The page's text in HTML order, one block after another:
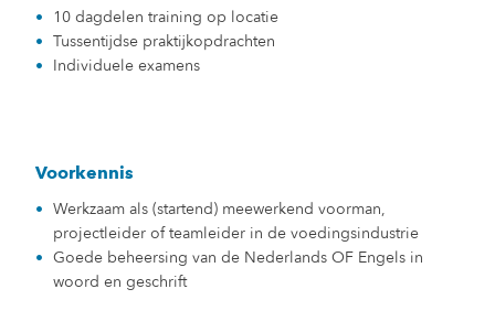
10 dagdelen training op locatie
Tussentijdse praktijkopdrachten
Individuele examens
Voorkennis
Werkzaam als (startend) meewerkend voorman,
projectleider of teamleider in de voedingsindustrie
Goede beheersing van de Nederlands OF Engels in
woord en geschrift